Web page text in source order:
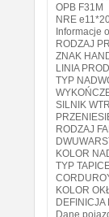
OPB F31M
NRE
Informacje
RODZAJ
ZNAK
LINIA
TYP
SILNIK
RODZAJ
KOLOR
TYP
KOLOR
DEFINICJA
Dane